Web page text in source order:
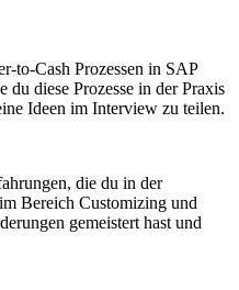
to-Cash Prozessen in SAP
diese Prozesse in der Praxis
Ideen im Interview zu teilen.
die du in der
Bereich Customizing und
gemeistert hast und